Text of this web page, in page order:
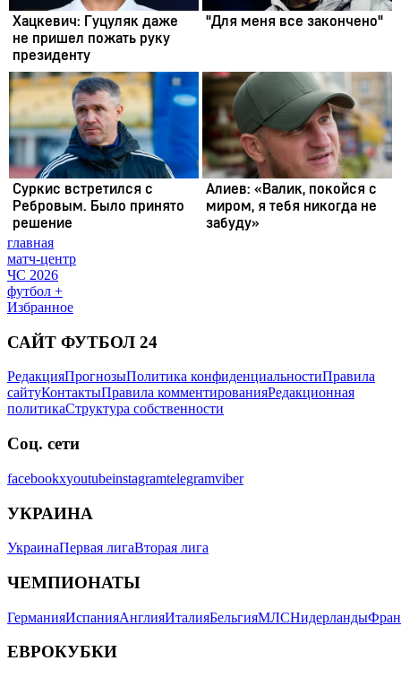
главная
матч-центр
ЧС 2026
футбол +
Избранное
САЙТ ФУТБОЛ 24
РедакцияПрогнозыПолитика конфиденциальностиПравила
сайтуКонтактыПравила комментированияРедакционная
политикаСтруктура собственности
Соц. сети
facebookxyoutubeinstagramtelegramviber
УКРАИНА
УкраинаПервая лигаВторая лига
ЧЕМПИОНАТЫ
ГерманияИспанияАнглияИталияБельгияМЛСНидерланды
ЕВРОКУБКИ